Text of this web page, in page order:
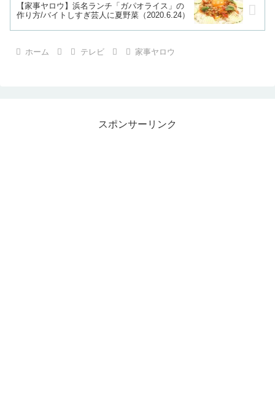
【家事ヤロウ】浜名ランチ「ガパオライス」の
作り方/バイトしすぎ芸人に夏野菜（2020.6.24）
ホーム テレビ 家事ヤロウ
スポンサーリンク